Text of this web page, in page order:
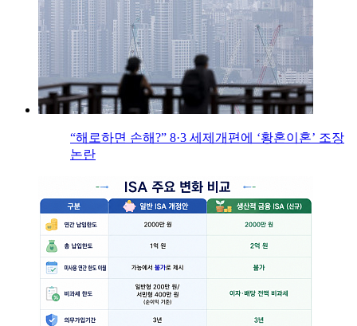
“해로하면 손해?” 8·3 세제개편에 ‘황혼이혼’ 조장
논란